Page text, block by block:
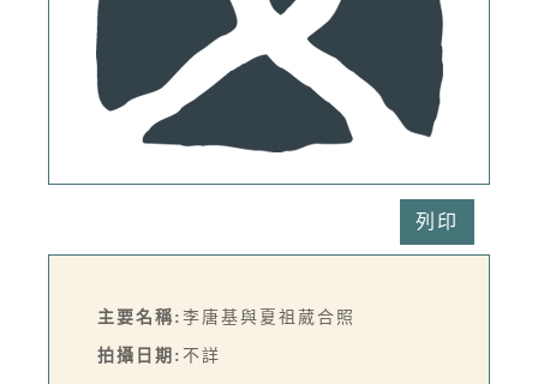
列印
主要名稱: 李唐基與夏祖葳合照
拍攝日期: 不詳